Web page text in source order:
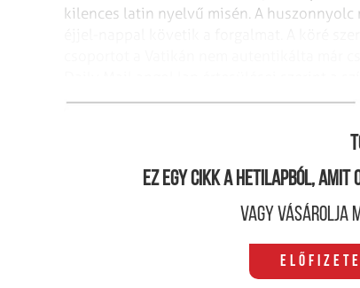
kilences latin nyelvű misén. A
ingatlanfejlesztő cége segítségével, ami
Ez egy cikk a hetilapból,
Vagy vásárolja